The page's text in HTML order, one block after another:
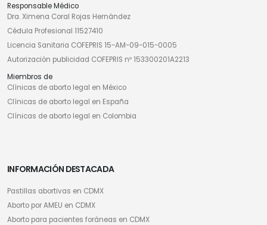
Responsable Médico
Dra. Ximena Coral Rojas Hernández
Cédula Profesional 11527410
Licencia Sanitaria COFEPRIS 15-AM-09-015-0005
Autorización publicidad COFEPRIS nº 153300201A2213
Miembros de
Clínicas de aborto legal en México
Clínicas de aborto legal en España
Clínicas de aborto legal en Colombia
INFORMACIÓN DESTACADA
Pastillas abortivas en CDMX
Aborto por AMEU en CDMX
Aborto para pacientes foráneas en CDMX